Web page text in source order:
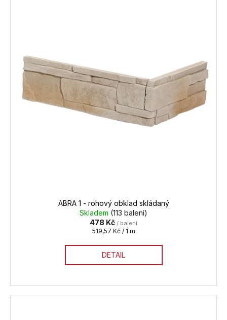
ABRA 1 - rohový obklad skládaný
Skladem (113 balení)
478 Kč / balení
Měrná
519,57 Kč / 1 m
DETAIL